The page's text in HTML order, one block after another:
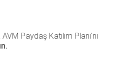
Paydaş Katılım Planı'nı